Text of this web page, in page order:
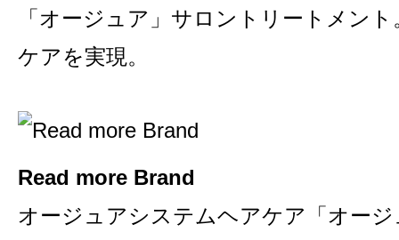
「オージュア」サロントリートメン
ケアを実現。
Read more Brand
オージュアシステムヘアケア「オー